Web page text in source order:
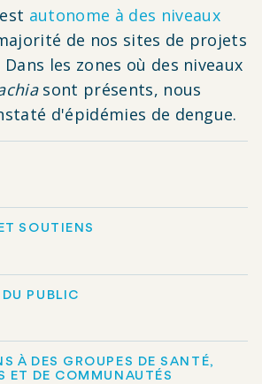
autonome à des niveaux
de nos sites de projets
les zones où des niveaux
sont présents, nous
d'épidémies de dengue.
SOUTIENS
PUBLIC
À DES GROUPES DE SANTÉ,
ET DE COMMUNAUTÉS